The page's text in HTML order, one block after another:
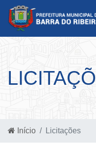
Início Licitações